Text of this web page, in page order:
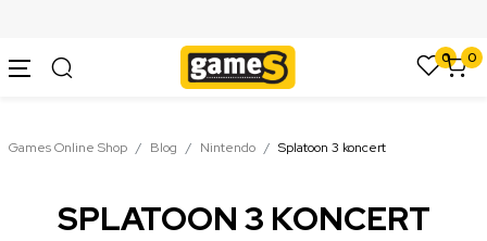
0 0
Games Online Shop Blog Nintendo Splatoon 3 koncert
SPLATOON 3 KONCERT